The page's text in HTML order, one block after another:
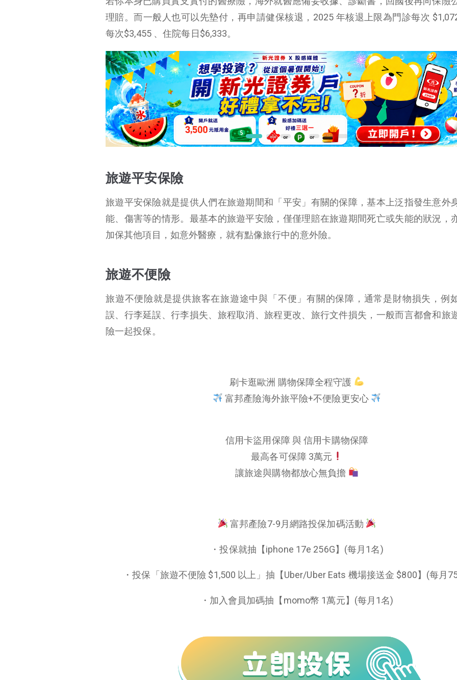
理賠。而一般人也可以先墊付，再申請健保核退，2025 年核退上限為門診每次
每次$3,455 、住院每日$6,333。
旅遊平安保險
旅遊平安保險就是提供人們在旅遊期間和「平安」有關的保障，基本上泛指發生意外
能、傷害等的情形。最基本的旅遊平安險，僅僅理賠在旅遊期間死亡或失能的狀況，
加保其他項目，如意外醫療，就有點像旅行中的意外險。
旅遊不便險
旅遊不便險就是提供旅客在旅遊途中與「不便」有關的保障，通常是財物損失，例
誤、行李延誤、行李損失、旅程取消、旅程更改、旅行文件損失，一般而言都會和旅
險一起投保。
刷卡逛歐洲 購物保障全程守護
富邦產險海外旅平險+不便險更安心
信用卡盜用保障 與 信用卡購物保障
最高各可保障 3萬元
讓旅途與購物都放心無負擔
富邦產險7-9月網路投保加碼活動
・投保就抽【iphone 17e 256G】(每月1名)
・投保「旅遊不便險 $1,500 以上」抽【Uber/Uber Eats 機場接送金 $800】(每月
・加入會員加碼抽【momo幣 1萬元】(每月1名)